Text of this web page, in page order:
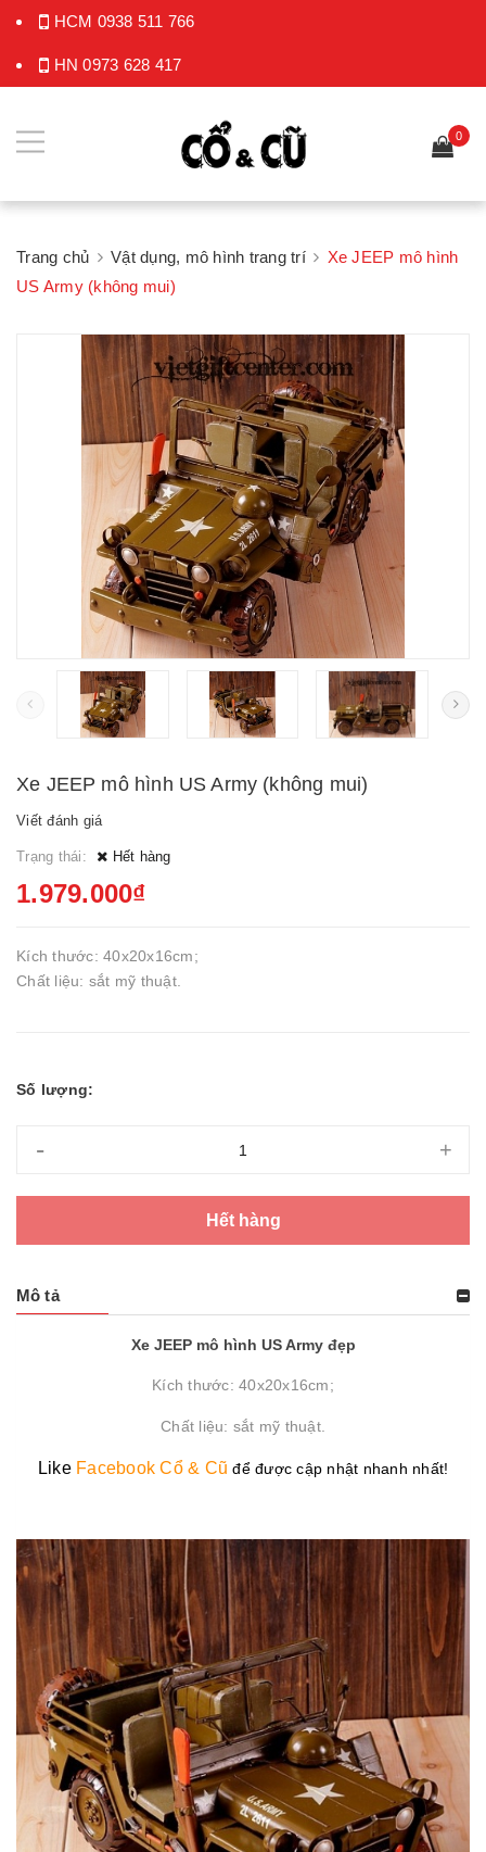
HCM 0938 511 766
HN0973 628 417
0
Trang chủ Vật dụng, mô hình trang trí
Xe JEEP mô hình
US Army (không mui)
Xe JEEP mô hình US Army (không mui)
Viết đánh giá
Trạng thái: Hết hàng
1.979.000₫
Kích thước: 40x20x16cm;
Chất liệu: sắt mỹ thuật.
Số lượng:
- +
Hết hàng
Mô tả
Xe JEEP mô hình US Army đẹp
Kích thước: 40x20x16cm;
Chất liệu: sắt mỹ thuật.
Like Facebook Cổ & Cũ để được cập nhật nhanh nhất!